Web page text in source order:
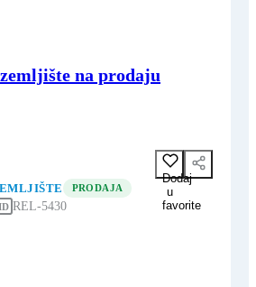
na prodaju
Dodaj
u
favorite
PRODAJA
REL-5430